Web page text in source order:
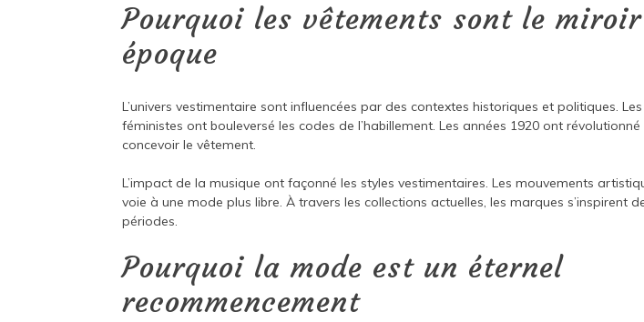
Pourquoi les vêtements sont le miroir
époque
L’univers vestimentaire sont influencées par des contextes historiques et politiques.
féministes ont bouleversé les codes de l’habillement. Les années 1920 ont
concevoir le vêtement.
L’impact de la musique ont façonné les styles vestimentaires. Les mouvements
voie à une mode plus libre. À travers les collections actuelles, les marques s’inspirent
périodes.
Pourquoi la mode est un éternel
recommencement